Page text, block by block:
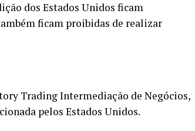
dos Estados Unidos ficam
ficam proibidas de realizar
Trading Intermediação de Negócios,
pelos Estados Unidos.